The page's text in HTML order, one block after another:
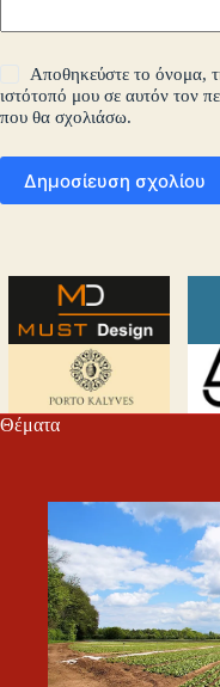
Αποθηκεύστε το όνομα,
ιστότοπό μου σε αυτόν τον
που θα σχολιάσω.
Δημοσίευση σχολίου
Θέματα